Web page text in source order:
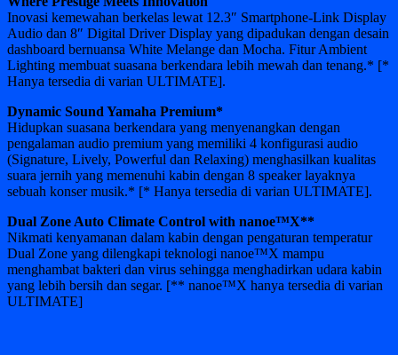
Inovasi kemewahan berkelas lewat 12.3″ Smartphone-Link Display
Audio dan 8″ Digital Driver Display yang dipadukan dengan desain
dashboard bernuansa White Melange dan Mocha. Fitur Ambient
Lighting membuat suasana berkendara lebih mewah dan tenang.* [*
Hanya tersedia di varian ULTIMATE].
Dynamic Sound Yamaha Premium*
Hidupkan suasana berkendara yang menyenangkan dengan
pengalaman audio premium yang memiliki 4 konfigurasi audio
(Signature, Lively, Powerful dan Relaxing) menghasilkan kualitas
suara jernih yang memenuhi kabin dengan 8 speaker layaknya
sebuah konser musik.* [* Hanya tersedia di varian ULTIMATE].
Dual Zone Auto Climate Control with nanoe™X**
Nikmati kenyamanan dalam kabin dengan pengaturan temperatur
Dual Zone yang dilengkapi teknologi nanoe™X mampu
menghambat bakteri dan virus sehingga menghadirkan udara kabin
yang lebih bersih dan segar. [** nanoe™X hanya tersedia di varian
ULTIMATE]